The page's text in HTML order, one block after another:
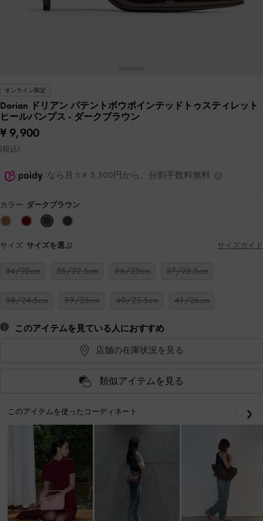
オンライン限定
Dorian ドリアン パテントボウポインテッドトゥスティレット
ヒールパンプス - ダークブラウン
¥ 9,900
(税込)
なら月々¥ 3,300円から。分割手数料無料
カラー: ダークブラウン
サイズ: サイズを選ぶ サイズガイド
34/22cm 35/22.5cm 36/23cm 37/23.5cm
38/24.5cm 39/25cm 40/25.5cm 41/26cm
このアイテムを見ている人におすすめ
店舗の在庫状況を見る
類似アイテムを見る
このアイテムを使ったコーディネート: 戻る